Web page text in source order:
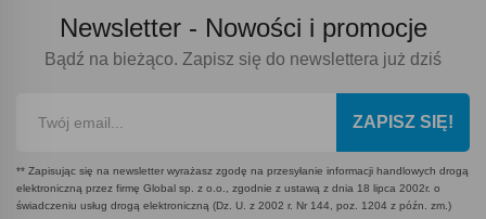
Newsletter - Nowości i promocje
Bądź na bieżąco. Zapisz się do newslettera już dziś
ZAPISZ SIĘ!
** Zapisując się na newsletter wyrażasz zgodę na przesyłanie informacji handlowych drogą
elektroniczną przez firmę Global sp. z o.o., zgodnie z ustawą z dnia 18 lipca 2002r. o
świadczeniu usług drogą elektroniczną (Dz. U. z 2002 r. Nr 144, poz. 1204 z późn. zm.)